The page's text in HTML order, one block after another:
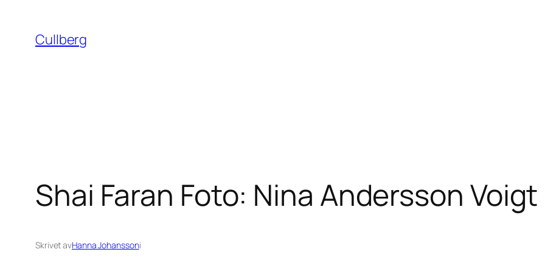
innehåll
Cullberg
Shai Faran Foto: Nina Andersson Voigt
Skrivet avHanna Johanssoni